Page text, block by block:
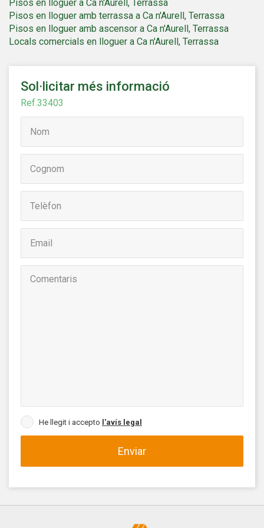
Pisos en lloguer a Ca n'Aurell, Terrassa
Pisos en lloguer amb terrassa a Ca n'Aurell, Terrassa
Pisos en lloguer amb ascensor a Ca n'Aurell, Terrassa
Locals comercials en lloguer a Ca n'Aurell, Terrassa
Sol·licitar més informació
Ref.33403
He llegit i accepto l'avís legal
Enviar
hàbits de navegació al lloc web i mostrar publicitat
relacionada amb el perfil de navegació de l'usuari.